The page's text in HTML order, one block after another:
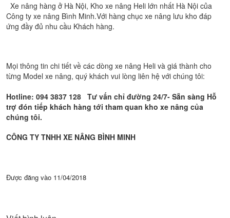
Xe nâng hàng ở Hà Nội, Kho xe nâng Heli lớn nhất Hà Nội của
Công ty xe nâng Bình Minh.Với hàng chục xe nâng lưu kho đáp
ứng đầy đủ nhu cầu Khách hàng.
Mọi thông tin chi tiết về các dòng xe nâng Heli và giá thành cho
từng Model xe nâng, quý khách vui lòng liên hệ với chúng tôi:
Hotline: 094 3837 128 Tư vấn chỉ đường 24/7- Sẵn sàng Hỗ
trợ đón tiếp khách hàng tới tham quan kho xe nâng của
chúng tôi.
CÔNG TY TNHH XE NÂNG BÌNH MINH
Được đăng vào 11/04/2018